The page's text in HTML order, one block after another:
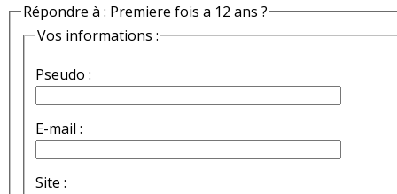
Répondre à : Premiere fois a 12 ans ?
Vos informations :
Pseudo :
E-mail :
Site :